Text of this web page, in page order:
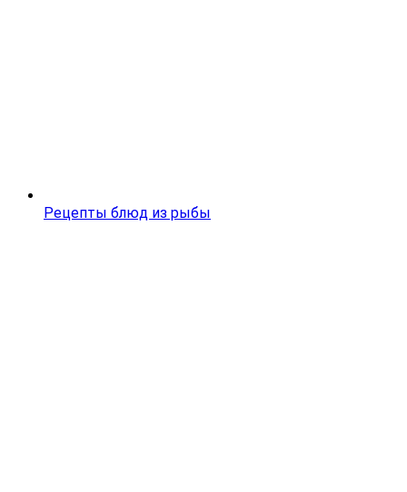
Рецепты блюд из рыбы